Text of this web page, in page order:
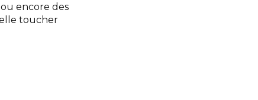
ou encore des
toucher